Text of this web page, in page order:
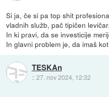
Si ja, če si pa top shit
vladnih služb, pač tipičen
In ki pravi, da se investicije
In glavni problem je, da imaš
TESKAn
::27. nov 2024, 12:32